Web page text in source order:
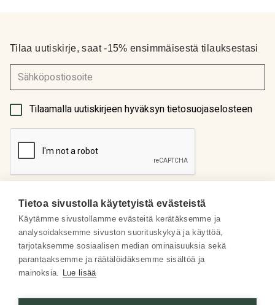
Meistä
Some
Asiakaspalvelu
Tilaa uutiskirje, saat -15% ensimmäisestä tilauksestasi
(Pakollinen)
Tilaamalla uutiskirjeen hyväksyn tietosuojaselosteen
Tietoa sivustolla käytetyistä evästeistä
Käytämme sivustollamme evästeitä kerätäksemme ja
analysoidaksemme sivuston suorituskykyä ja käyttöä,
tarjotaksemme sosiaalisen median ominaisuuksia sekä
parantaaksemme ja räätälöidäksemme sisältöä ja
mainoksia. Lue lisää